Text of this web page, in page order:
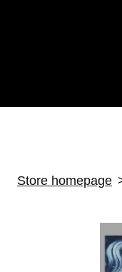
Store homepage